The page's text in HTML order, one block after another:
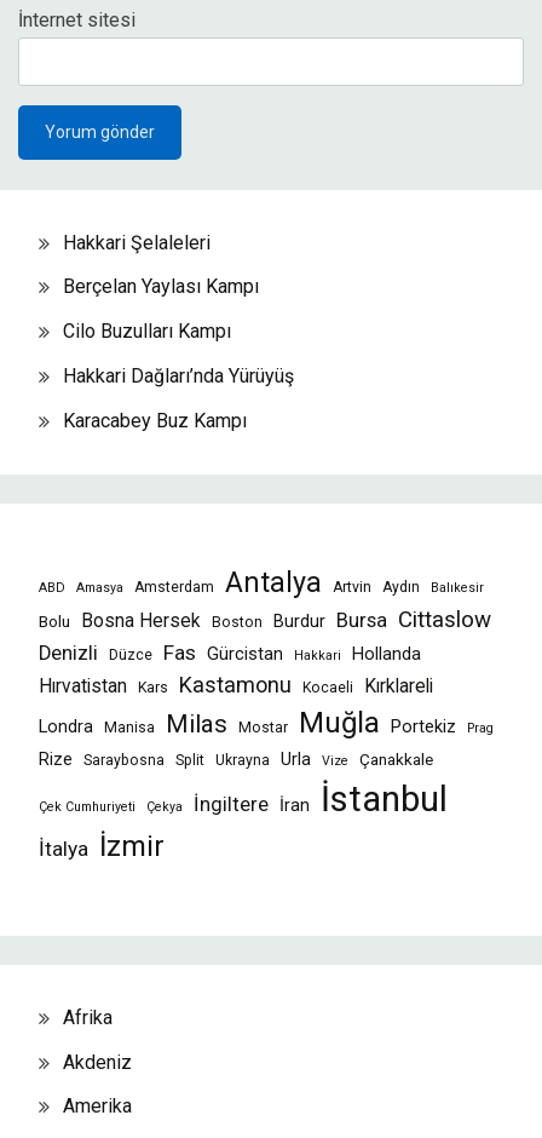
İnternet sitesi
Hakkari Şelaleleri
Berçelan Yaylası Kampı
Cilo Buzulları Kampı
Hakkari Dağları’nda Yürüyüş
Karacabey Buz Kampı
ABD Amasya Amsterdam Antalya Artvin Aydın Balıkesir
Bolu Bosna Hersek Boston Burdur Bursa Cittaslow
Denizli Düzce Fas Gürcistan Hakkari
Hollanda
Hırvatistan
Kars Kastamonu Kocaeli
Kırklareli
Londra
Manisa Milas Mostar Muğla Portekiz Prag
Rize Saraybosna Split Ukrayna Urla Vize Çanakkale
Çek Cumhuriyeti Çekya İngiltere İran İstanbul
İtalya İzmir
Afrika
Akdeniz
Amerika